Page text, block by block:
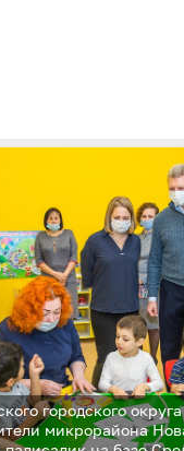
городского
микрорайона